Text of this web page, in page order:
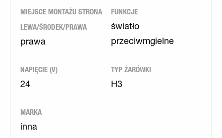
MIEJSCE MONTAŻU STRONA
LEWA/ŚRODEK/PRAWA
prawa
FUNKCJE
światło
przeciwmgielne
NAPIĘCIE (V)
24
TYP ŻARÓWKI
H3
MARKA
inna